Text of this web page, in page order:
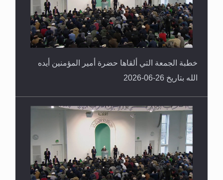
خطبة الجمعة التي ألقاها حضرة أمير المؤمنين أيده
الله بتاريخ 26-06-2026